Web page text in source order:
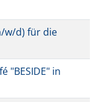
w/d) für die
"BESIDE" in